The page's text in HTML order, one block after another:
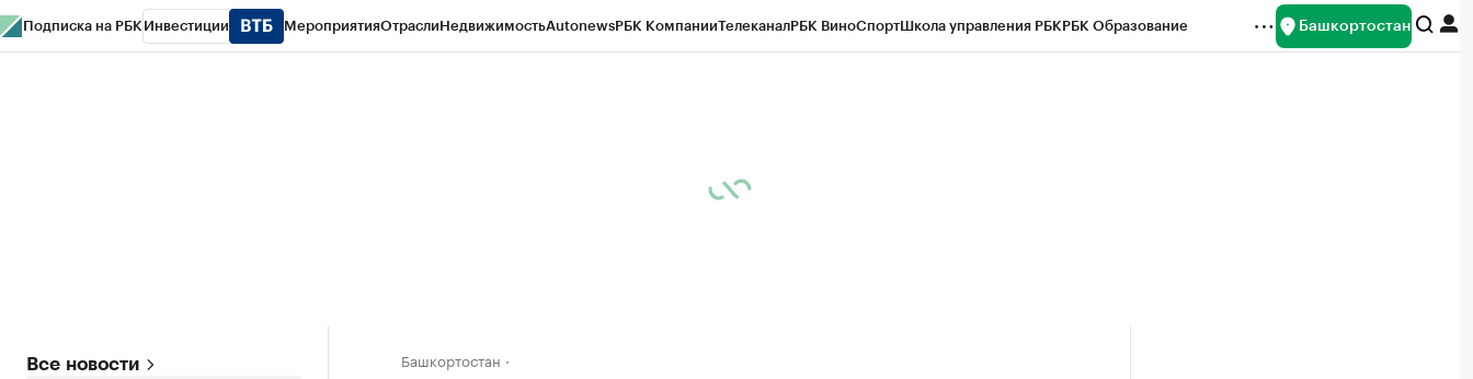
Подписка на РБК Инвестиции МероприятияОтраслиНедвижимостьAutonewsРБК КомпанииТелеканалРБК ВиноСпортШкола управления РБКРБК Образование Башкортостан
Все новости Башкортостан